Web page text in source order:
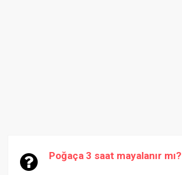
Poğaça 3 saat mayalanır mı?